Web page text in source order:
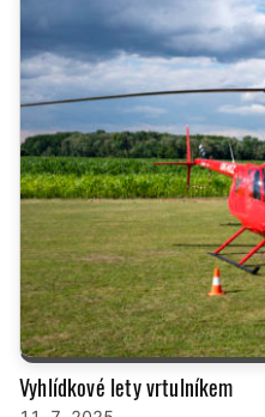
Vyhlídkové lety vrtulníkem